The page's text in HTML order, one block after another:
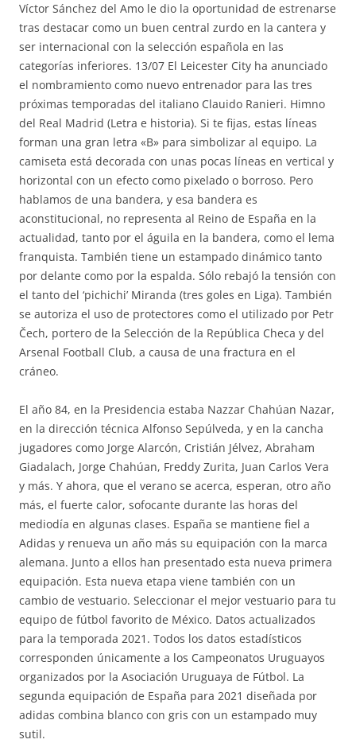
Víctor Sánchez del Amo le dio la oportunidad de estrenarse
tras destacar como un buen central zurdo en la cantera y
ser internacional con la selección española en las
categorías inferiores. 13/07 El Leicester City ha anunciado
el nombramiento como nuevo entrenador para las tres
próximas temporadas del italiano Clauido Ranieri. Himno
del Real Madrid (Letra e historia). Si te fijas, estas líneas
forman una gran letra «B» para simbolizar al equipo. La
camiseta está decorada con unas pocas líneas en vertical y
horizontal con un efecto como pixelado o borroso. Pero
hablamos de una bandera, y esa bandera es
aconstitucional, no representa al Reino de España en la
actualidad, tanto por el águila en la bandera, como el lema
franquista. También tiene un estampado dinámico tanto
por delante como por la espalda. Sólo rebajó la tensión con
el tanto del ‘pichichi’ Miranda (tres goles en Liga). También
se autoriza el uso de protectores como el utilizado por Petr
Čech, portero de la Selección de la República Checa y del
Arsenal Football Club, a causa de una fractura en el
cráneo.
El año 84, en la Presidencia estaba Nazzar Chahúan Nazar,
en la dirección técnica Alfonso Sepúlveda, y en la cancha
jugadores como Jorge Alarcón, Cristián Jélvez, Abraham
Giadalach, Jorge Chahúan, Freddy Zurita, Juan Carlos Vera
y más. Y ahora, que el verano se acerca, esperan, otro año
más, el fuerte calor, sofocante durante las horas del
mediodía en algunas clases. España se mantiene fiel a
Adidas y renueva un año más su equipación con la marca
alemana. Junto a ellos han presentado esta nueva primera
equipación. Esta nueva etapa viene también con un
cambio de vestuario. Seleccionar el mejor vestuario para tu
equipo de fútbol favorito de México. Datos actualizados
para la temporada 2021. Todos los datos estadísticos
corresponden únicamente a los Campeonatos Uruguayos
organizados por la Asociación Uruguaya de Fútbol. La
segunda equipación de España para 2021 diseñada por
adidas combina blanco con gris con un estampado muy
sutil.